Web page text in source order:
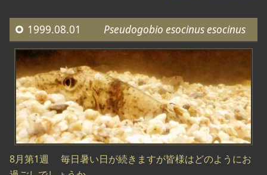
1999.08.01 Pseudogobio esocinus esocinus
8月第1週 毎日暑い日が続きますが皆様はどのようにお